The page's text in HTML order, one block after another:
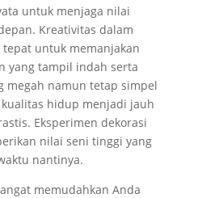
untuk menjaga nilai
Kreativitas dalam
untuk memanjakan
yang tampil indah serta
megah namun tetap simpel
hidup menjadi jauh
Eksperimen dekorasi
nilai seni tinggi yang
nantinya.
memudahkan Anda